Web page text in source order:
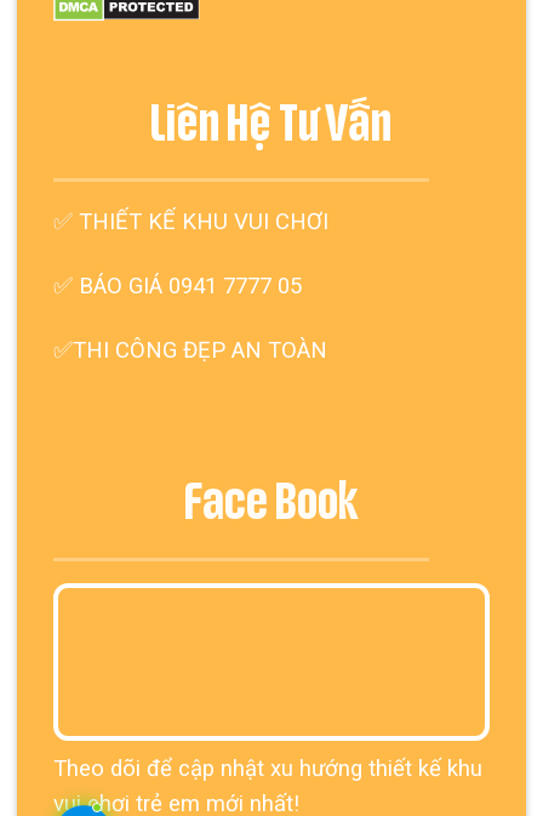
Liên Hệ Tư Vấn
✅THIẾT KẾ KHU VUI CHƠI
✅ BÁO GIÁ 0941 7777 05
✅THI CÔNG ĐẸP AN TOÀN
Face Book
Theo dõi để cập nhật xu hướng thiết kế khu
vui chơi trẻ em mới nhất!